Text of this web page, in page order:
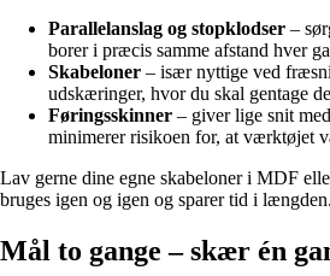
Parallelanslag og stopklodser –
borer i præcis samme afstand hver
Skabeloner – især nyttige ved
udskæringer, hvor du skal gentage
Føringsskinner – giver lige snit
minimerer risikoen for, at værktøjet
Lav gerne dine egne skabeloner i MDF
bruges igen og igen og sparer tid i længden.
Mål to gange – skær én